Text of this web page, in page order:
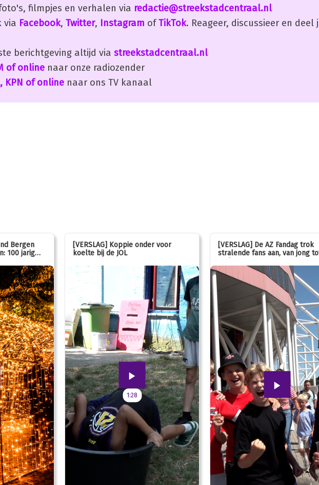
filmpjes en verhalen via redactie@streekstadcentraal.nl
via Facebook, Twitter, Instagram ofTikTok. Reageer, discussieer en deel
berichtgeving altijd via streekstadcentraal.nl
of online naar onze radiozender
KPN of online naar ons TV kanaal
Bergen
100 jarig
[VERSLAG] Koppie onder voor
koelte bij de JOL
1:28
[VERSLAG] De AZ Fandag trok
stralende fans aan, van jong